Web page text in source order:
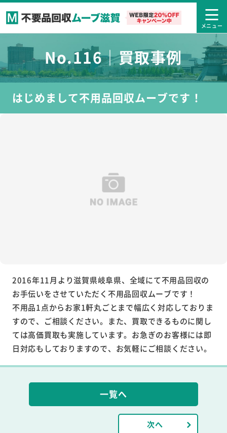
No.116｜買取事例
はじめまして不用品回収ムーブです！
2016年11月より滋賀県岐阜県、全域にて不用品回収の
お手伝いをさせていただく不用品回収ムーブです！
不用品1点からお家1軒丸ごとまで幅広く対応しておりま
すので、ご相談ください。また、買取できるものに関し
ては高価買取も実施しています。お急ぎのお客様には即
日対応もしておりますので、お気軽にご相談ください。
一覧へ
次へ